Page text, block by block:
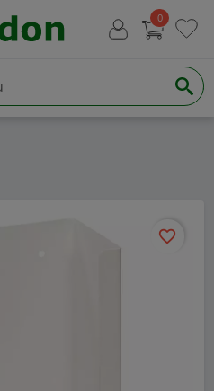
0
favorite_border